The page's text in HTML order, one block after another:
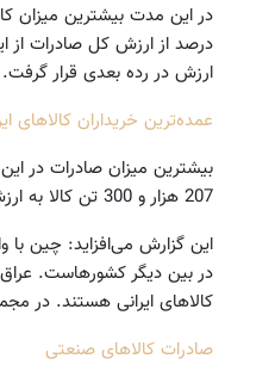
ارزش در رده بعدی قرار گرفت.
عمده‌ترین خریداران کالاهای
207 هزار و 300 تن کالا به ارزش 2 میلیارد و 544 میلیون و 600 هزار دلار به امارات متحده عربی صادر شد.
در بین دیگر کشورهاست. عراق،
کالاهای ایرانی هستند. در مجموع 8/60 درصد از ارزش کل صادرات ایران به ده کشور
صادرات کالاهای صنعتی